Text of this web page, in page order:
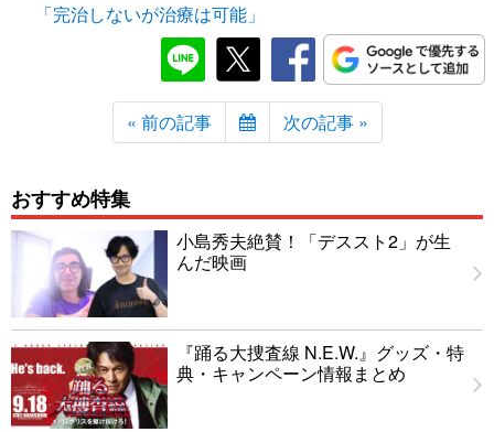
「完治しないが治療は可能」
« 前の記事 次の記事 »
おすすめ特集
小島秀夫絶賛！「デススト2」が生
んだ映画
『踊る大捜査線 N.E.W.』グッズ・特
典・キャンペーン情報まとめ